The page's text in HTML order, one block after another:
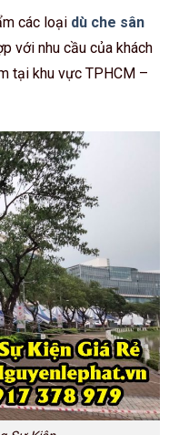
các loại dù che sân
với nhu cầu của khách
tại khu vực TPHCM –